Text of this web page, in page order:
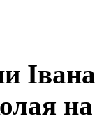
на